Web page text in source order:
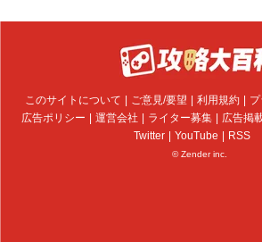
このサイトについて ご意見/要望 利用規約
広告ポリシー
運営会社 ライター募集 広告掲
Twitter
YouTube RSS
© Zender inc.